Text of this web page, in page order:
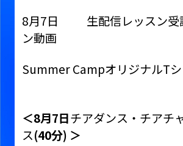
8月7日 生配信レッスン受
ン動画
Summer CampオリジナルT
＜8月7日チアダンス・チア
ス(40分) ＞